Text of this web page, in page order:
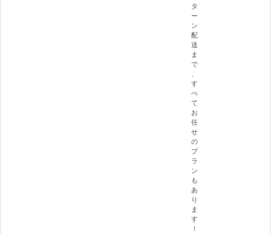
タ
ー
ン
配
送
ま
で
、
す
べ
て
お
任
せ
の
プ
ラ
ン
も
あ
り
ま
す
！